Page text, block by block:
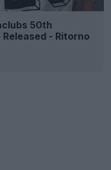
50th
- Ritorno